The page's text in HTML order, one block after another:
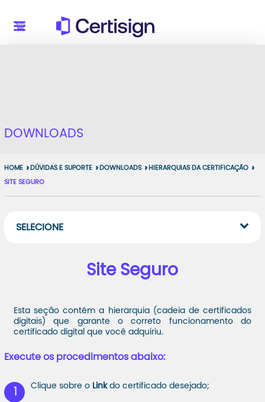
DOWNLOADS
HOME DÚVIDAS E SUPORTE DOWNLOADS HIERARQUIAS DA CERTIFICAÇÃO
SITE SEGURO
SELECIONE
Site Seguro
Esta seção contém a hierarquia (cadeia de certificados
digitais) que garante o correto funcionamento do
certificado digital que você adquiriu.
Execute os procedimentosabaixo:
Clique sobre o Linkdo certificado desejado;